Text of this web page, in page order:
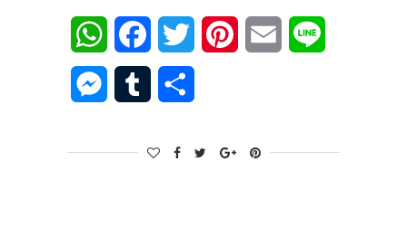
WhatsAppFacebookTwitter PinterestEmail
Messenger
Tumblr